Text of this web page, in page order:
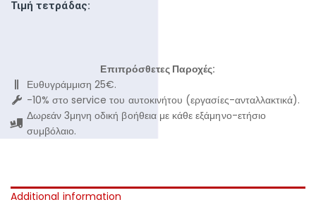
Τιμή τετράδας:
Επιπρόσθετες Παροχές:
Ευθυγράμμιση 25€.
-10% στο service του αυτοκινήτου (εργασίες-ανταλλακτικά).
Δωρεάν 3μηνη οδική βοήθεια με κάθε εξάμηνο-ετήσιο
συμβόλαιο.
Additional information